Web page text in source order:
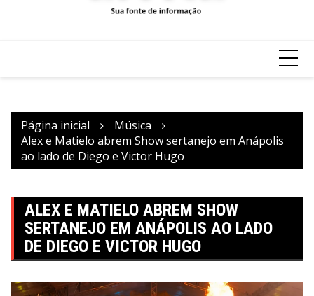
Página inicial
Música
Alex e Matielo abrem Show sertanejo em Anápolis
ao lado de Diego e Victor Hugo
ALEX E MATIELO ABREM SHOW
SERTANEJO EM ANÁPOLIS AO LADO
DE DIEGO E VICTOR HUGO